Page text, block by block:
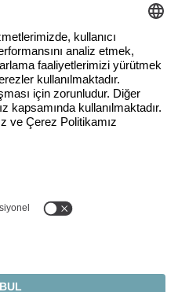
Milangaz Cad.
No: 75A/124
İstanbul
21 23